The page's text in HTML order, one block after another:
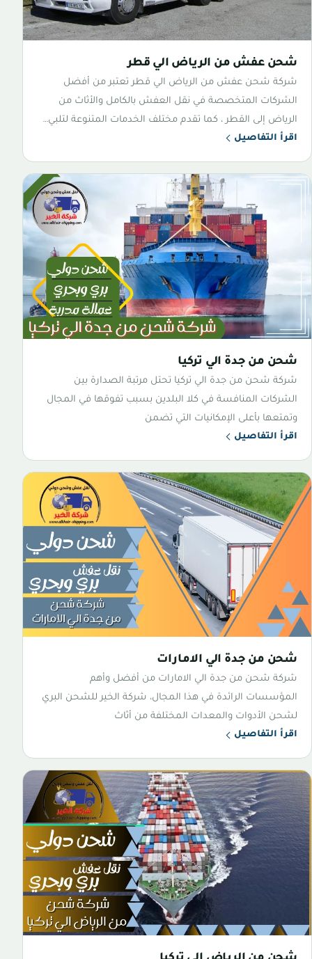
شحن عفش من الرياض الي قطر
شركة شحن عفش من الرياض الي قطر تعتبر من أفضل
الشركات المتخصصة في نقل العفش بالكامل والأثاث من
الرياض إلى القطر ، كما تقدم مختلف الخدمات المتنوعة لتلبي…
اقرأ التفاصيل
شحن من جدة الي تركيا
شركة شحن من جدة الي تركيا تحتل مرتبة الصدارة بين
الشركات المنافسة في كلا البلدين بسبب تفوقها في المجال
وتمتعها بأعلى الإمكانيات التي تضمن
اقرأ التفاصيل
شحن من جدة الي الامارات
شركة شحن من جدة الي الامارات من أفضل وأهم
المؤسسات الرائدة في هذا المجال، شركة الخير للشحن البري
لشحن الأدوات والمعدات المختلفة من أثاث
اقرأ التفاصيل